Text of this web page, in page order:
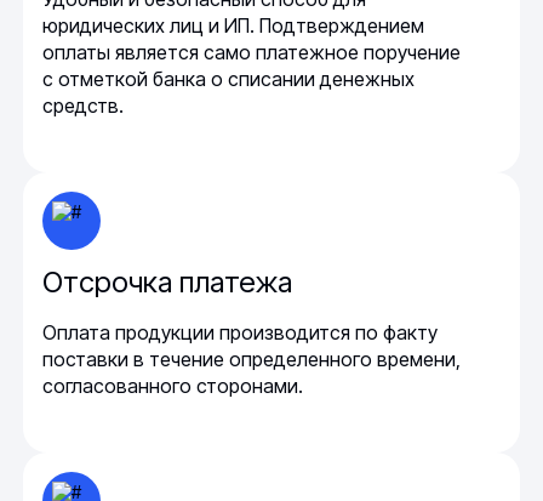
юридических лиц и ИП. Подтверждением
оплаты является само платежное поручение
с отметкой банка о списании денежных
средств.
Отсрочка платежа
Оплата продукции производится по факту
поставки в течение определенного времени,
согласованного сторонами.